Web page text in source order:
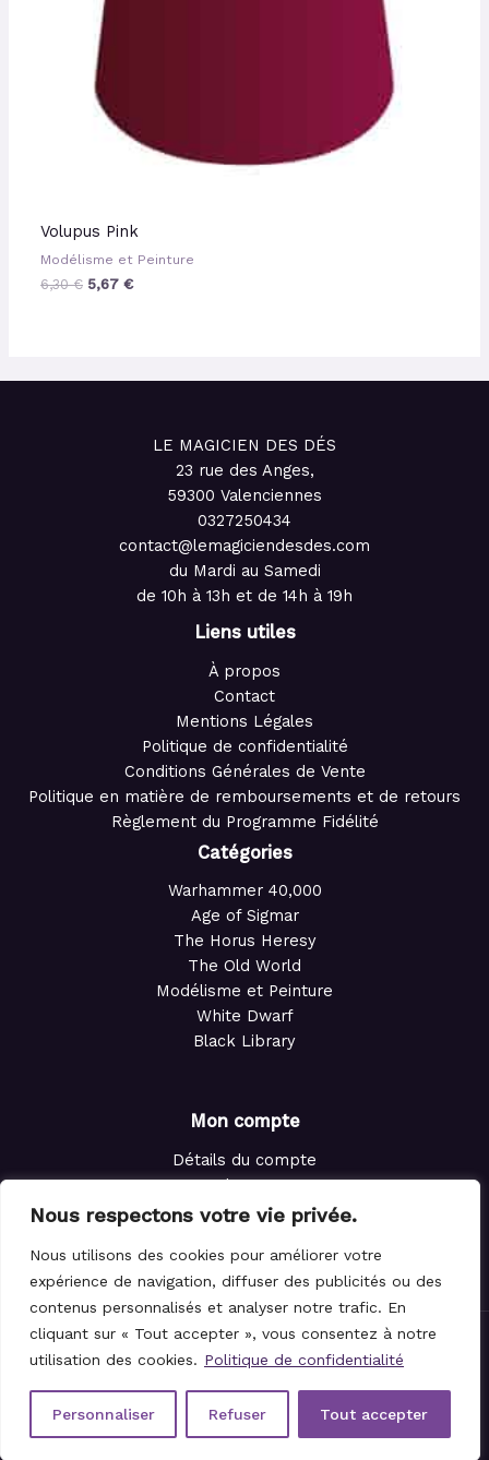
Nous respectons votre vie privée.
Nous utilisons des cookies pour améliorer votre
expérience de navigation, diffuser des publicités ou des
contenus personnalisés et analyser notre trafic. En
cliquant sur « Tout accepter », vous consentez à notre
utilisation des cookies. Politique de confidentialité
Personnaliser Refuser Tout accepter
Volupus Pink
Modélisme et Peinture
6,30€ 5,67€
LE MAGICIEN DES DÉS
23 rue des Anges,
59300 Valenciennes
0327250434
contact@lemagiciendesdes.com
du Mardi au Samedi
de 10h à 13h et de 14h à 19h
Liens utiles
À propos
Contact
Mentions Légales
Politique de confidentialité
Conditions Générales de Vente
Politique en matière de remboursements et de retours
Règlement du Programme Fidélité
Catégories
Warhammer 40,000
Age of Sigmar
The Horus Heresy
The Old World
Modélisme et Peinture
White Dwarf
Black Library
Mon compte
Détails du compte
Adresses
Commandes
Panier
© 2021-2026 Le Magicien des Dés.